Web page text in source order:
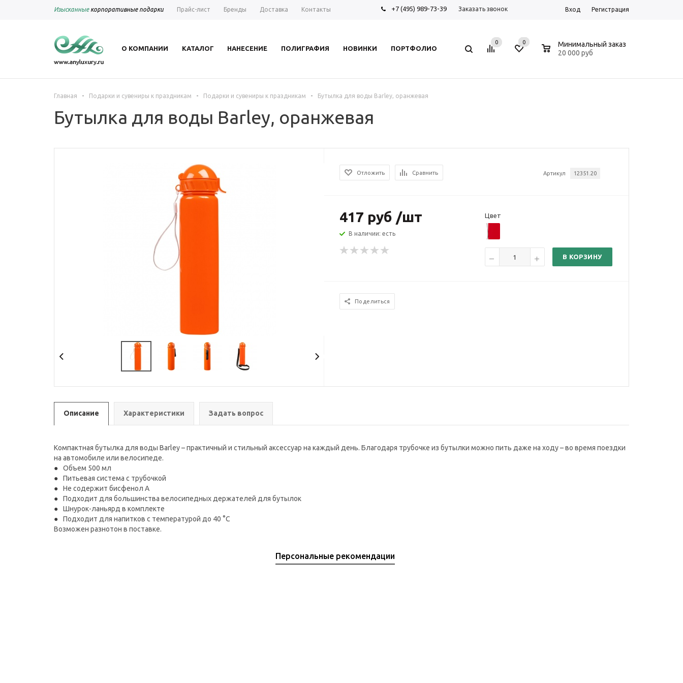
Изысканныекорпоративные подарки Прайс-лист Бренды Доставка Контакты +7 (495) 989-73-39 Заказать звонок Вход Регистрация
О КОМПАНИИ КАТАЛОГ НАНЕСЕНИЕ ПОЛИГРАФИЯ НОВИНКИ ПОРТФОЛИО
0 0
Минимальный заказ
20 000 руб
Главная - Подарки и сувениры к праздникам - Подарки и сувениры к праздникам - Бутылка для воды Barley, оранжевая
Бутылка для воды Barley, оранжевая
Артикул 12351.20
Отложить Сравнить
417 руб /шт
В наличии: есть
Цвет
В КОРЗИНУ
Поделиться
Описание Характеристики Задать вопрос
Компактная бутылка для воды Barley – практичный и стильный аксессуар на каждый день. Благодаря трубочке из бутылки можно пить даже на ходу – во время поездки
на автомобиле или велосипеде.
Объем 500 мл
Питьевая система с трубочкой
Не содержит бисфенол А
Подходит для большинства велосипедных держателей для бутылок
Шнурок-ланьярд в комплекте
Подходит для напитков с температурой до 40 °C
Возможен разнотон в поставке.
Персональные рекомендации